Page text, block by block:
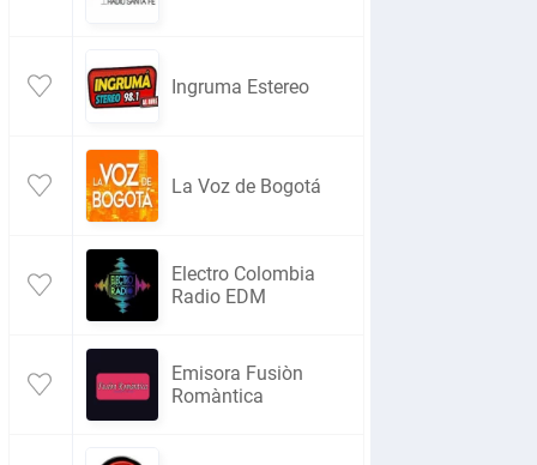
Ingruma Estereo
La Voz de Bogotá
Electro Colombia
Radio EDM
Emisora Fusiòn
Romàntica